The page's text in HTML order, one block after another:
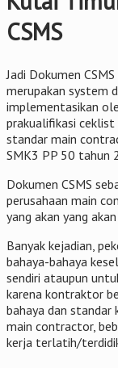
CSMS
Jadi Dokumen
merupakan system
implementasikan
prakualifikasi
standar main
SMK3 PP 50 tahun
Dokumen CSMS
perusahaan main
yang akan yang
Banyak kejadian,
bahaya-bahaya
sendiri ataupun
karena kontraktor
bahaya dan
main contractor,
kerja terlatih/